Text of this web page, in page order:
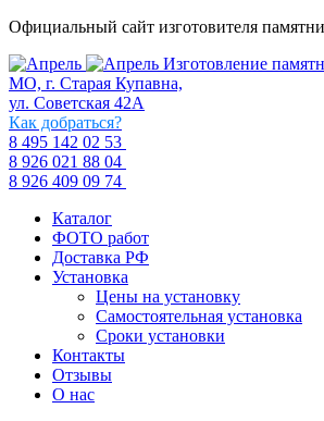
Официальный сайт изготовителя
Изготовление
МО, г. Старая Купавна,
ул. Советская 42А
Как добраться?
8 495 142 02 53
8 926 021 88 04
8 926 409 09 74
Каталог
ФОТО работ
Доставка РФ
Установка
Цены на установку
Самостоятельная установка
Сроки установки
Контакты
Отзывы
О нас